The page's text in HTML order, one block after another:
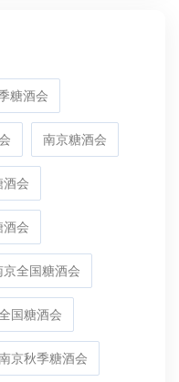
糖酒会
南京糖酒会
酒会
酒会
京全国糖酒会
国糖酒会
京秋季糖酒会